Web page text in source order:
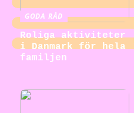
GODA RÅD
Roliga aktiviteter
i Danmark för hela
familjen